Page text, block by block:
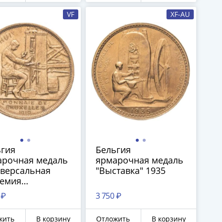
VF
медаль
искусств.
1910
В корзину
XF-AU
Бельгия
ярмарочная медаль
"Выставка" 1935
3 750 ₽
Отложить В корзину